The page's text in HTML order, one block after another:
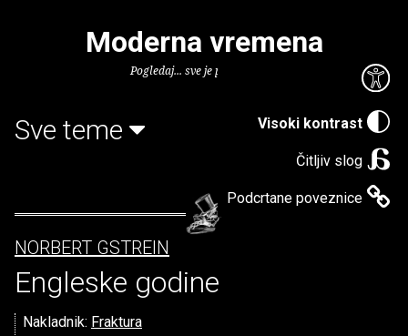
Visoki kontrast
Čitljiv slog
Podcrtane poveznice
Moderna vremena
Pogledaj... sve je puno knjiga.
Sve teme
NORBERT GSTREIN
Engleske godine
Nakladnik: Fraktura